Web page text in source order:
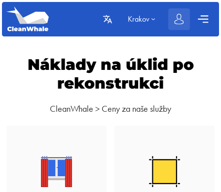
Krakov
Náklady na úklid po
rekonstrukci
CleanWhale > Ceny za naše služby